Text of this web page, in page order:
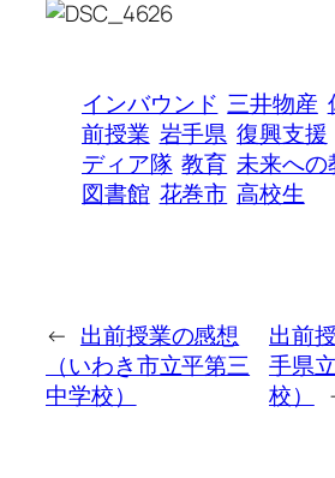
インバウンド 三井物産
前授業 岩手県 復興支援
ディア隊 教育 未来への
図書館 花巻市 高校生
← 出前授業の感想
（いわき市立平第三
中学校）
出前
手県
校）